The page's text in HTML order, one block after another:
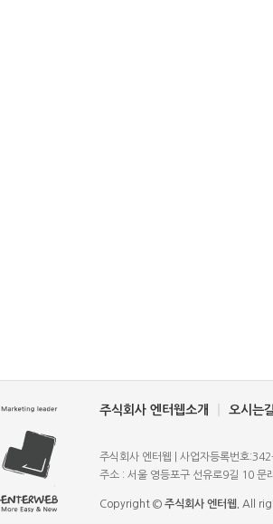
주식회사 엔터웹소개 오시는길
주식회사 엔터웹 | 사업자등록번호
주소 : 서울 영등포구 선유로9길 10
Copyright © 주식회사 엔터웹. All